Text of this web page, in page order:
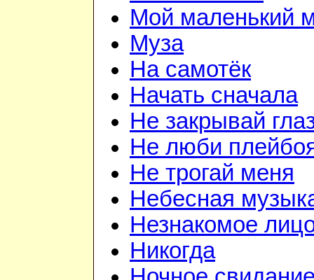
Мой маленький
Муза
На самотёк
Начать сначала
Не закрывай
Не люби
Не трогай меня
Небесная
Незнакомое
Никогда